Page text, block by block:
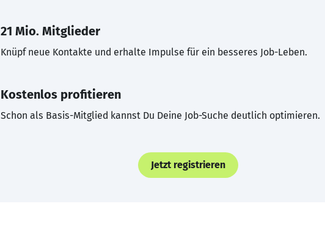
21 Mio. Mitglieder
Knüpf neue Kontakte und erhalte Impulse für ein besseres Job-Leben.
Kostenlos profitieren
Schon als Basis-Mitglied kannst Du Deine Job-Suche deutlich optimieren.
Jetzt registrieren